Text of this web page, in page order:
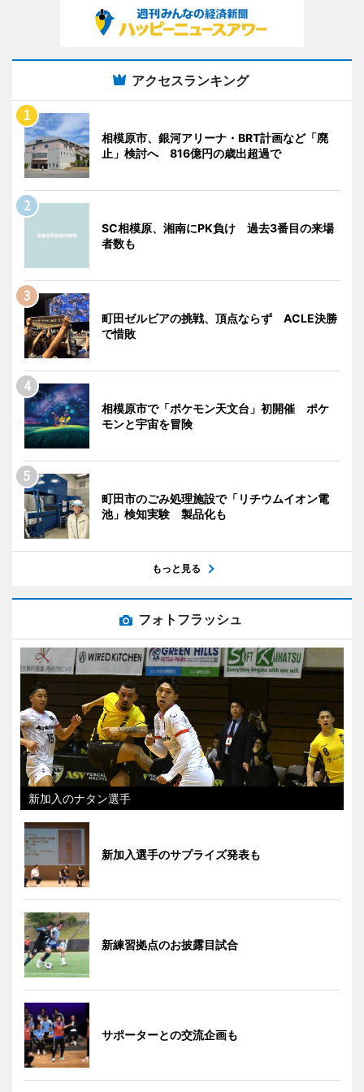
アクセスランキング
相模原市、銀河アリーナ・BRT計画など「廃
止」検討へ 816億円の歳出超過で
SC相模原、湘南にPK負け 過去3番目の来場
者数も
町田ゼルビアの挑戦、頂点ならず ACLE決勝
で惜敗
相模原市で「ポケモン天文台」初開催 ポケ
モンと宇宙を冒険
町田市のごみ処理施設で「リチウムイオン電
池」検知実験 製品化も
もっと見る
フォトフラッシュ
新加入のナタン選手
新加入選手のサプライズ発表も
新練習拠点のお披露目試合
サポーターとの交流企画も